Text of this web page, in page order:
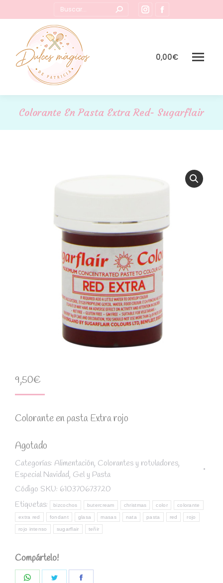
Buscar:
Instagram
page
new
page
in
0,00€
Colorante En Pasta Extra Red- Sugarflair
9,50€
Colorante en pasta Extra rojo
Agotado
Categorías: Alimentación, Colorantes y rotuladores,
Especial Navidad, Gel y Pasta
Código SKU: 610370673720
Etiquetas:
bizcochos butercream christmas color colorante
extra red fondant glasa masas nata pasta red rojo
rojo intenso sugarflair teñir
Compártelo!